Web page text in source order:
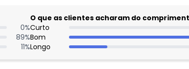
0%
89%
11%
O que as clientes acharam do
Curto
Bom
Longo